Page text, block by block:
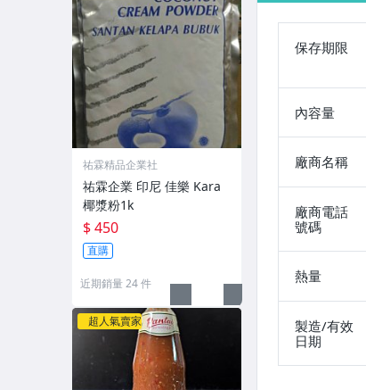
保存期限
內容量
廠商名稱
廠商電話
號碼
熱量
製造/有效
日期
祐霖精品企業社
祐霖企業 印尼 佳樂 Kara
椰漿粉1k
$ 450
直購
近期銷量 24 件
超人氣賣家